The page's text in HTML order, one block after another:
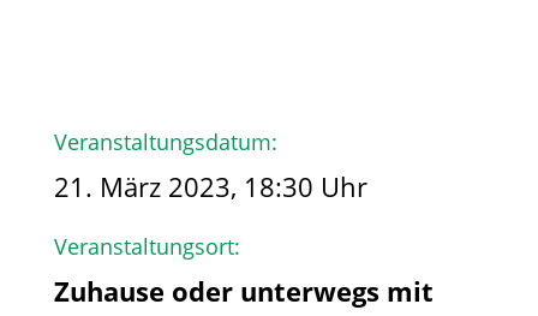
Veranstaltungsdatum:
21. März 2023, 18:30 Uhr
Veranstaltungsort:
Zuhause oder unterwegs mit